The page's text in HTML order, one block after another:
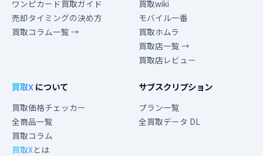
ワンピカード買取ガイド
売却タイミングの決め方
買取コラム一覧 →
買取wiki
モバイル一番
買取ホムラ
買取店一覧 →
買取店レビュー
買取Xについて
買取価格チェッカー
全商品一覧
買取コラム
買取Xとは
サブスクリプション
プラン一覧
全買取データ DL